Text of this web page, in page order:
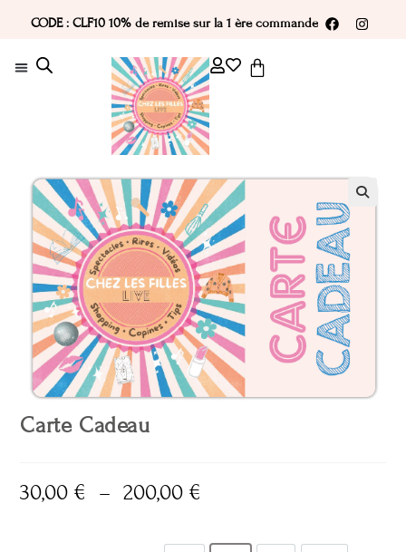
CODE : CLF10 10% de remise sur la 1 ère commande
Carte Cadeau
30,00€ – 200,00€